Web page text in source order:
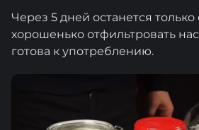
Через 5 дней останется
хорошенько отфильтровать
готова к употреблению.